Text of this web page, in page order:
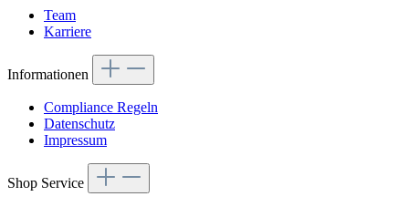
Team
Karriere
Informationen
Compliance Regeln
Datenschutz
Impressum
Shop Service